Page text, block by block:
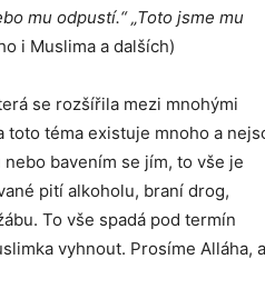
mu odpustí.“ „Toto jsme mu
i Muslima a dalších)
se rozšířila mezi mnohými
toto téma existuje mnoho a
bavením se jím, to vše je
pití alkoholu, braní drog,
To vše spadá pod termín
vyhnout. Prosíme Alláha,